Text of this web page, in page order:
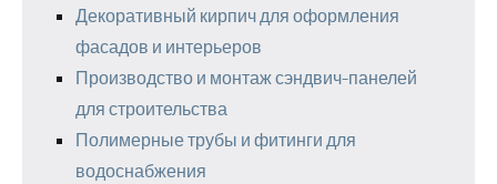
Декоративный кирпич для оформления
фасадов и интерьеров
Производство и монтаж сэндвич-панелей
для строительства
Полимерные трубы и фитинги для
водоснабжения